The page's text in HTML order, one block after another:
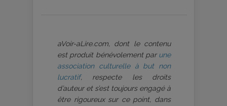
aVoir-aLire.com, dont le contenu
est produit bénévolement par une
association culturelle à but non
lucratif, respecte les droits
d’auteur et s’est toujours engagé à
être rigoureux sur ce point, dans